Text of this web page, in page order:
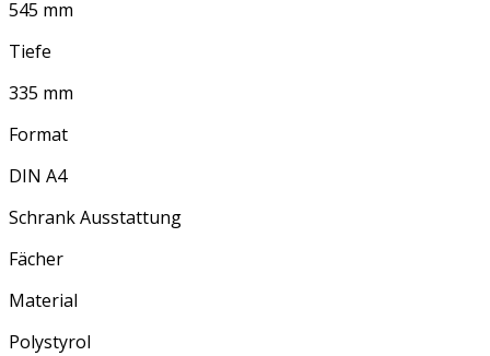
545 mm
Tiefe
335 mm
Format
DIN A4
Schrank Ausstattung
Fächer
Material
Polystyrol